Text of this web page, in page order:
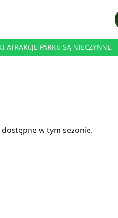
PARKU SĄ NIECZYNNE
w tym sezonie.